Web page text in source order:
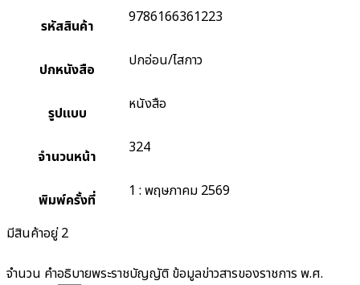
รหัสสินค้า 9786166361223
ปกหนังสือ ปกอ่อน/ไสกาว
รูปแบบ หนังสือ
จำนวนหน้า 324
พิมพ์ครั้งที่ 1 : พฤษภาคม 2569
มีสินค้าอยู่ 2
จำนวน คำอธิบายพระราชบัญญัติ ข้อมูลข่าวสารของราชการ พ.ศ.